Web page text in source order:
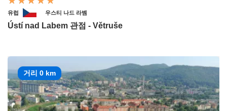
유럽 우스티 나드 라벰
Ústí nad Labem 관점 - Větruše
거리 0 km